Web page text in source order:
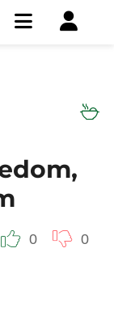
0 0